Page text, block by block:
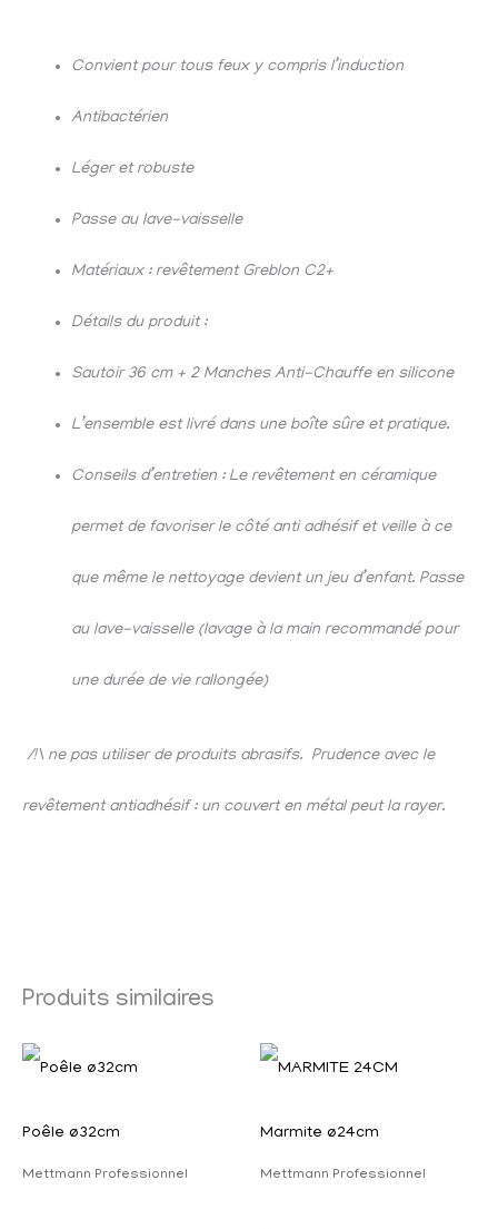
Convient pour tous feux y compris l’induction
Antibactérien
Léger et robuste
Passe au lave-vaisselle
Matériaux : revêtement Greblon C2+
Détails du produit :
Sautoir 36 cm + 2 Manches Anti-Chauffe en silicone
L’ensemble est livré dans une boîte sûre et pratique.
Conseils d’entretien : Le revêtement en céramique
permet de favoriser le côté anti adhésif et veille à ce
que même le nettoyage devient un jeu d’enfant. Passe
au lave-vaisselle (lavage à la main recommandé pour
une durée de vie rallongée)
/!\ ne pas utiliser de produits abrasifs. Prudence avec le
revêtement antiadhésif : un couvert en métal peut la rayer.
Produits similaires
Poêle ø32cm
Mettmann Professionnel
Marmite ø24cm
Mettmann Professionnel